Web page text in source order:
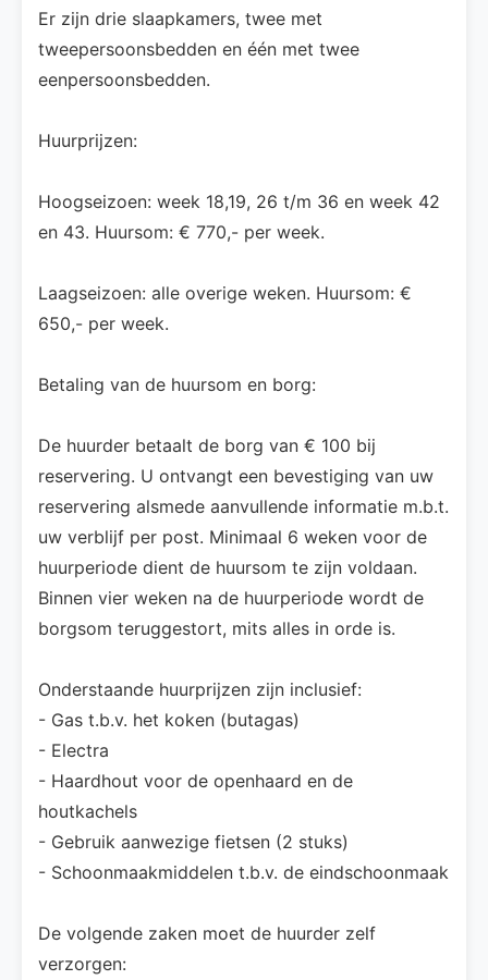
Er zijn drie slaapkamers, twee met
tweepersoonsbedden en één met twee
eenpersoonsbedden.
Huurprijzen:
Hoogseizoen: week 18,19, 26 t/m 36 en week 42
en 43. Huursom: € 770,- per week.
Laagseizoen: alle overige weken. Huursom: €
650,- per week.
Betaling van de huursom en borg:
De huurder betaalt de borg van € 100 bij
reservering. U ontvangt een bevestiging van uw
reservering alsmede aanvullende informatie m.b.t.
uw verblijf per post. Minimaal 6 weken voor de
huurperiode dient de huursom te zijn voldaan.
Binnen vier weken na de huurperiode wordt de
borgsom teruggestort, mits alles in orde is.
Onderstaande huurprijzen zijn inclusief:
- Gas t.b.v. het koken (butagas)
- Electra
- Haardhout voor de openhaard en de
houtkachels
- Gebruik aanwezige fietsen (2 stuks)
- Schoonmaakmiddelen t.b.v. de eindschoonmaak
De volgende zaken moet de huurder zelf
verzorgen: